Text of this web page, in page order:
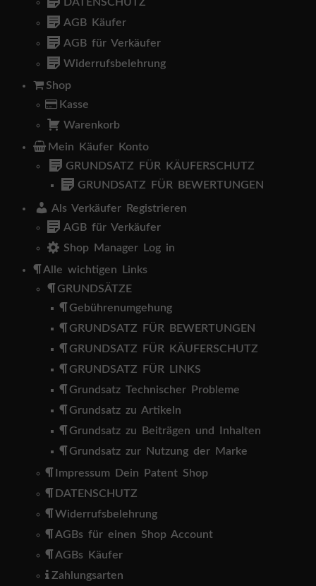
AGB Käufer
AGB für Verkäufer
Widerrufsbelehrung
Shop
Kasse
Warenkorb
Mein Käufer Konto
GRUNDSATZ FÜR KÄUFERSCHUTZ
GRUNDSATZ FÜR BEWERTUNGEN
Als Verkäufer Registrieren
AGB für Verkäufer
Shop Manager Log in
Alle wichtigen Links
GRUNDSÄTZE
Gebührenumgehung
GRUNDSATZ FÜR BEWERTUNGEN
GRUNDSATZ FÜR KÄUFERSCHUTZ
GRUNDSATZ FÜR LINKS
Grundsatz Technischer Probleme
Grundsatz zu Artikeln
Grundsatz zu Beiträgen und Inhalten
Grundsatz zur Nutzung der Marke
Impressum Dein Patent Shop
DATENSCHUTZ
Widerrufsbelehrung
AGBs für einen Shop Account
AGBs Käufer
Zahlungsarten